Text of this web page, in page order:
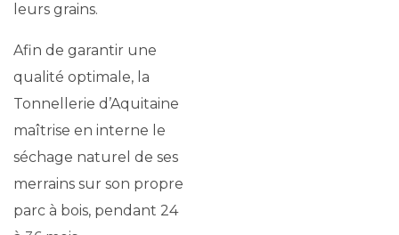
leurs grains.
Afin de garantir une
qualité optimale, la
Tonnellerie d’Aquitaine
maîtrise en interne le
séchage naturel de ses
merrains sur son propre
parc à bois, pendant 24